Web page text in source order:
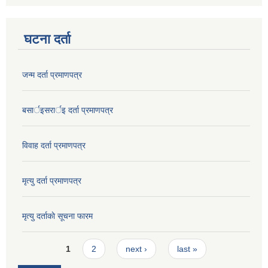
घटना दर्ता
जन्म दर्ता प्रमाणपत्र
बसार्इसरार्इ दर्ता प्रमाणपत्र
विवाह दर्ता प्रमाणपत्र
मृत्यु दर्ता प्रमाणपत्र
मृत्यु दर्ताकाे सूचना फारम
Pages1 2 next › last »